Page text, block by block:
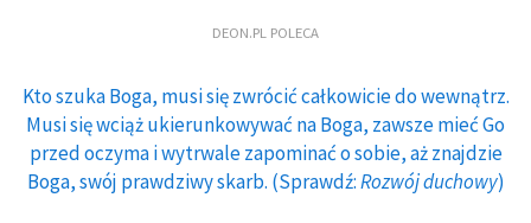
DEON.PL POLECA
Kto szuka Boga, musi się zwrócić całkowicie do wewnątrz.
Musi się wciąż ukierunkowywać na Boga, zawsze mieć Go
przed oczyma i wytrwale zapominać o sobie, aż znajdzie
Boga, swój prawdziwy skarb. (Sprawdź:Rozwój duchowy)